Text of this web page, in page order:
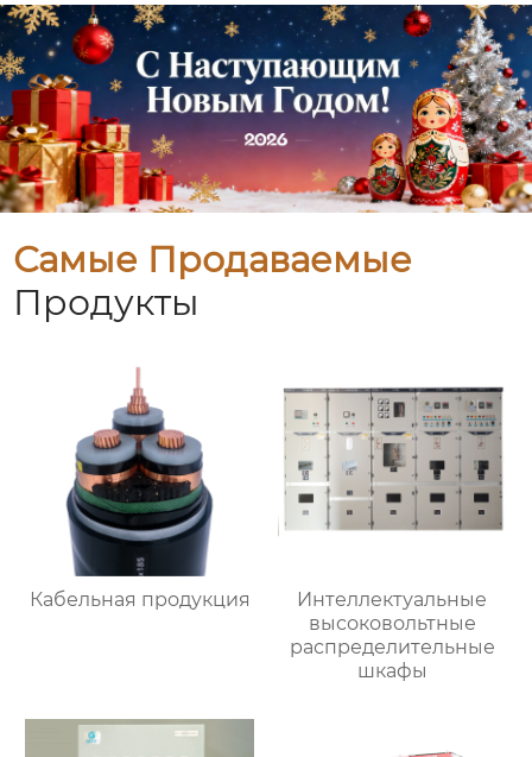
Самые Продаваемые
Продукты
Кабельная продукция
Интеллектуальные
высоковольтные
распределительные
шкафы